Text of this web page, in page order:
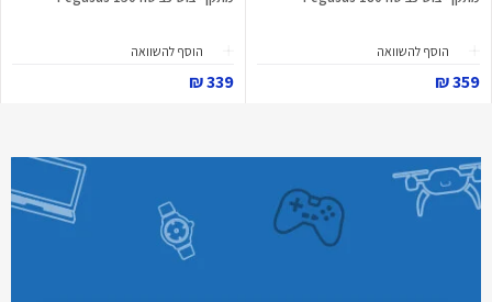
הוסף להשוואה
359 ₪
הוסף להשוואה
339 ₪